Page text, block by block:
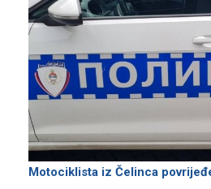
Motociklista iz Čelinca